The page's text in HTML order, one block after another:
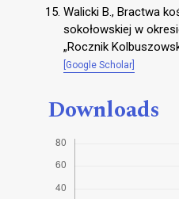
Walicki B., Bractwa
sokołowskiej w
„Rocznik
[Google Scholar]
Downloads